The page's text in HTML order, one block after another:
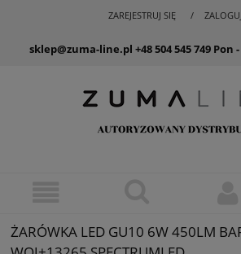
ZAREJESTRUJ SIĘ
sklep@zuma-line.pl +48 504 545 749 Pon
ŻARÓWKA LED GU10 6W 450LM